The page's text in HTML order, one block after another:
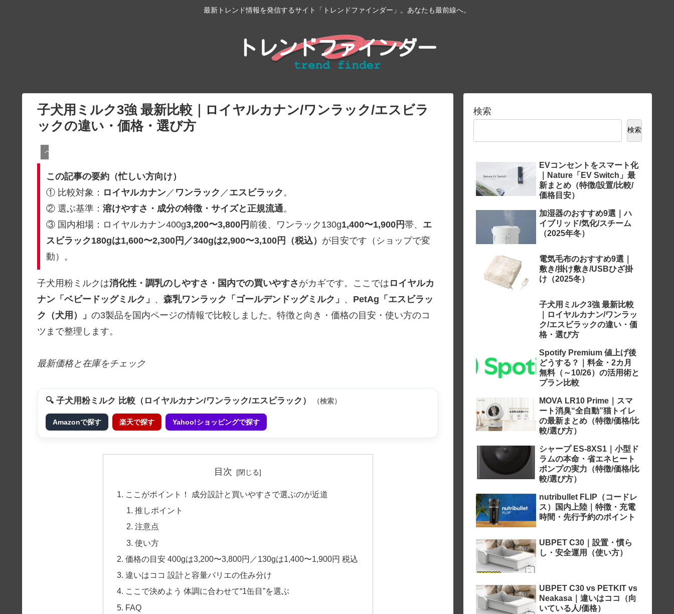
最新トレンド情報を発信するサイト「トレンドファインダー」。あなたも最前線へ。
子犬用ミルク3強 最新比較｜ロイヤルカナン/ワンラック/エスビラ
ックの違い・価格・選び方
ペット・動物
この記事の要約（忙しい方向け）
① 比較対象： ロイヤルカナン ／ ワンラック ／ エスビラック 。
② 選ぶ基準： 溶けやすさ・成分の特徴・サイズと正規流通。
③ 国内相場：ロイヤルカナン400g3,200〜3,800円前後、ワンラック130g1,400〜1,900円帯、 エ
スビラック180gは1,600〜2,300円／340gは2,900〜3,100円（税込） が目安です（ショップで変
動）。
子犬用粉ミルクは消化性・調乳のしやすさ・国内での買いやすさ がカギです。ここでは ロイヤルカ
ナン「ベビードッグミルク」 、 森乳ワンラック「ゴールデンドッグミルク」 、 PetAg「エスビラッ
ク（犬用）」 の3製品を国内ページの情報で比較しました。特徴と向き・価格の目安・使い方のコ
ツまで整理します。
最新価格と在庫をチェック
🔍 子犬用粉ミルク 比較（ロイヤルカナン/ワンラック/エスビラック） （検索）
Amazonで探す 楽天で探す Yahoo!ショッピングで探す
目次
ここがポイント！ 成分設計と買いやすさで選ぶのが近道
推しポイント
注意点
使い方
価格の目安 400gは3,200〜3,800円／130gは1,400〜1,900円 税込
違いはココ 設計と容量バリエの住み分け
ここで決めよう 体調に合わせて“1缶目”を選ぶ
FAQ
検索
検索
EVコンセントをスマート化
｜Nature「EV Switch」最
新まとめ（特徴/設置/比較/
価格目安）
加湿器のおすすめ9選｜ハ
イブリッド/気化/スチーム
（2025年冬）
電気毛布のおすすめ9選｜
敷き/掛け敷き/USBひざ掛
け（2025冬）
子犬用ミルク3強 最新比較
｜ロイヤルカナン/ワンラッ
ク/エスビラックの違い・価
格・選び方
Spotify Premium 値上げ後
どうする？｜料金・2カ月
無料（～10/26）の活用術と
プラン比較
MOVA LR10 Prime｜スマ
ート消臭“全自動”猫トイレ
の最新まとめ（特徴/価格/比
較/選び方）
シャープ ES-8XS1｜小型ド
ラムの本命・省エネヒート
ポンプの実力（特徴/価格/比
較/選び方）
nutribullet FLIP（コードレ
ス）国内上陸｜特徴・充電
時間・先行予約のポイント
UBPET C30｜設置・慣ら
し・安全運用（使い方）
UBPET C30 vs PETKIT vs
Neakasa｜違いはココ（向
いている人/価格）